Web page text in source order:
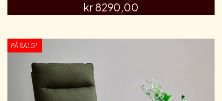
kr 8290,00
PÅ SALG!